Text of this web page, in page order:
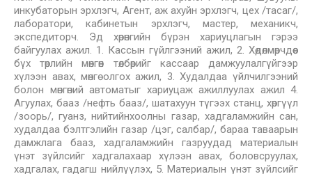
инкубаторын эрхлэгч, Агент, аж ахуйн эрхлэгч, цех /тасаг/,
лаборатори, кабинетын эрхлэгч, мастер, механикч,
экспедиторч. Эд хөрөнгийн бүрэн хариуцлагын гэрээ
байгуулах ажил. 1. Кассын гүйлгээний ажил, 2. Хөдөлмөрчдөөс
бүх төрлийн мөнгөн төлбөрийг кассаар дамжуулалгүйгээр
хүлээн авах, мөнгө олгох ажил, 3. Худалдаа үйлчилгээний
болон мөнгөний автоматыг хариуцаж ажиллуулах ажил 4.
Агуулах, бааз /нефть бааз/, шатахуун түгээх станц, хөргүүл
/зоорь/, гуанз, нийтийнхоолны газар, хадгаламжийн сан,
худалдаа бэлтгэлийн газар /цэг, салбар/, бараа таваарын
дамжлага бааз, хадгаламжийн газруудад материалын
үнэт зүйлсийг хадгалахаар хүлээн авах, боловсруулах,
хадгалах, гадагш нийлүүлэх, 5. Материалын үнэт зүйлсийг